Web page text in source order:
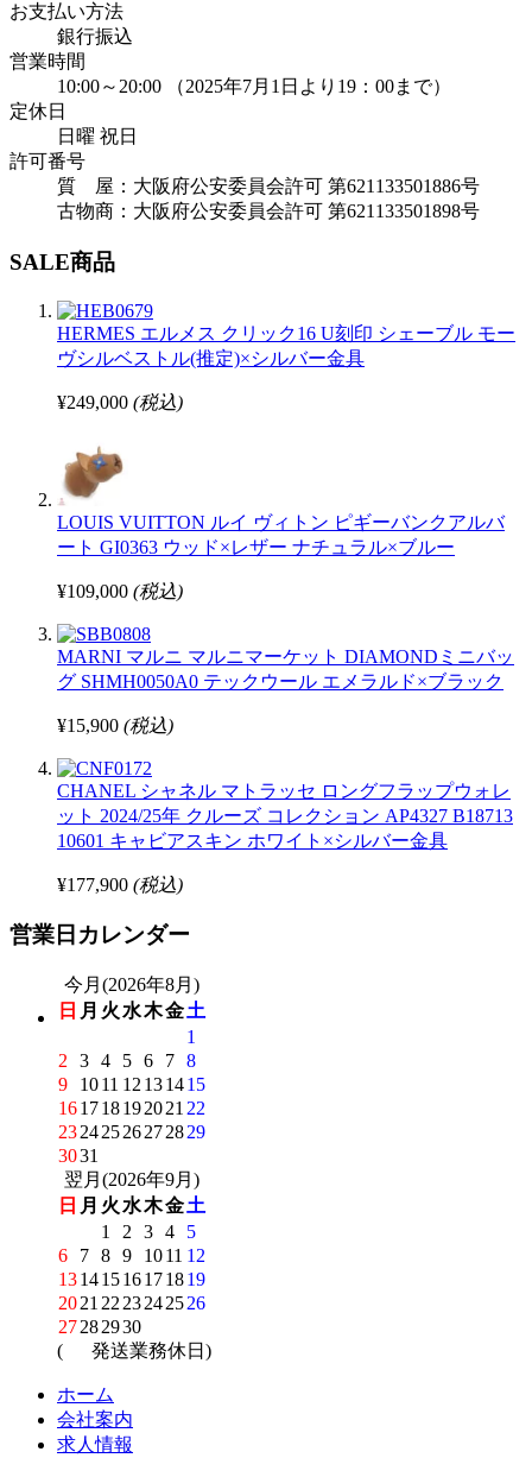
お支払い方法
銀行振込
営業時間
10:00～20:00 （2025年7月1日より19：00まで）
定休日
日曜 祝日
許可番号
質 屋：大阪府公安委員会許可 第621133501886号
古物商：大阪府公安委員会許可 第621133501898号
SALE商品
HERMES エルメス クリック16 U刻印 シェーブル モー
ヴシルベストル(推定)×シルバー金具
¥249,000 (税込)
LOUIS VUITTON ルイ ヴィトン ピギーバンクアルバ
ート GI0363 ウッド×レザー ナチュラル×ブルー
¥109,000 (税込)
MARNI マルニ マルニマーケット DIAMONDミニバッ
グ SHMH0050A0 テックウール エメラルド×ブラック
¥15,900 (税込)
CHANEL シャネル マトラッセ ロングフラップウォレ
ット 2024/25年 クルーズ コレクション AP4327 B18713
10601 キャビアスキン ホワイト×シルバー金具
¥177,900 (税込)
営業日カレンダー
今月(2026年8月)
日 月 火 水木金土
1
2
3 4 5 6 7 8
9
1011 12 131415
161718192021 22
23242526272829
3031
翌月(2026年9月)
日 月 火 水木金土
1
2 3 4
5
6
7 8 9 1011 12
13141516171819
2021 22 23242526
27282930
(
発送業務休日)
ホーム
会社案内
求人情報